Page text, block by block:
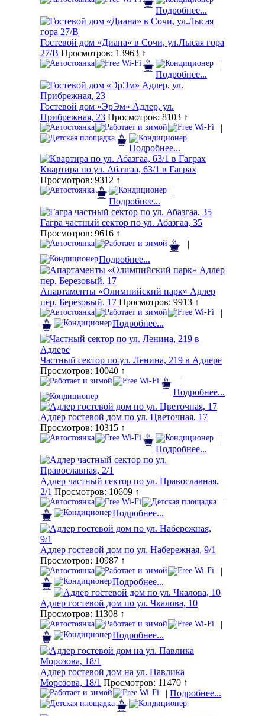
Подробнее...
Гостевой дом «Диана» в Сочи, ул.Лысая гора
27/В Просмотров: 13963 ↑
|
Подробнее...
Гостевой дом «ЭрЭм» Адлер, ул.
Прибрежная, 23 Просмотров: 8103 ↑
|
Подробнее...
Квартира по ул. Абазгаа, 63/1 в Гаграх
Просмотров: 9312 ↑
|
Подробнее...
Гагра частный сектор по ул. Абазгаа, 35
Просмотров: 9616 ↑
|
Подробнее...
Апартаменты «Олимпийский парк» Адлер
пер. Березовый, 17 Просмотров: 9913 ↑
|
Подробнее...
Частный сектор по ул. Ленина, 219 в Адлере
Просмотров: 10040 ↑
|
Подробнее...
Адлер гостевой дом по ул. Цветочная, 17
Просмотров: 10315 ↑
|
Подробнее...
Адлер частный сектор по ул. Православная,
2/1 Просмотров: 10609 ↑
|
Подробнее...
Адлер гостевой дом по ул. Набережная, 9/1
Просмотров: 10987 ↑
|
Подробнее...
Адлер гостевой дом по ул. Чкалова, 10
Просмотров: 11308 ↑
|
Подробнее...
Адлер гостевой дом на ул. Павлика
Морозова, 18/1 Просмотров: 11470 ↑
| Подробнее...